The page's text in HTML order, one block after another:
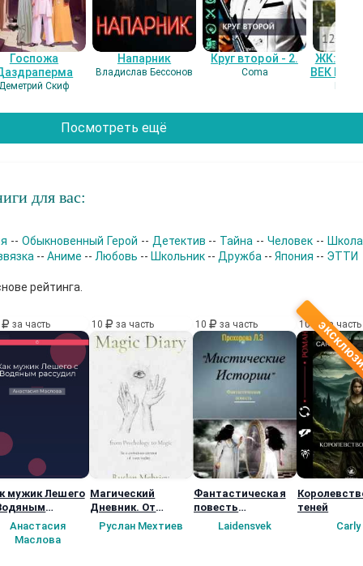
Госпожа
Скиф
Напарник
Владислав Бессонов
Круг второй - 2.
Coma
ЖК:
ВЕК
Посмотреть ещё
для вас:
-- Обыкновенный Герой -- Детектив -- Тайна --Человек -- Школа
-- Аниме -- Любовь -- Школьник -- Дружба -- Япония -- ЭТТИ
рейтинга.
за часть
мужик Лешего
Анастасия
Маслова
10 за часть
Магический
Дневник. От
психологии к
магии.
Руслан Мехтиев
10 за часть
Фантастическая
повесть
"МИСТИЧЕСКИЕ
Laidensvek
10 за часть
теней
Carly